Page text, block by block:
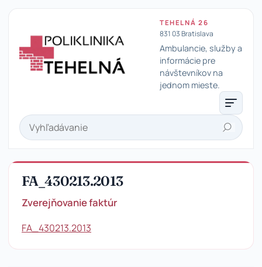
TEHELNÁ 26
831 03 Bratislava
Ambulancie, služby a
informácie pre
návštevníkov na
jednom mieste.
Hľadať
FA_430213.2013
Zverejňovanie faktúr
FA_430213.2013